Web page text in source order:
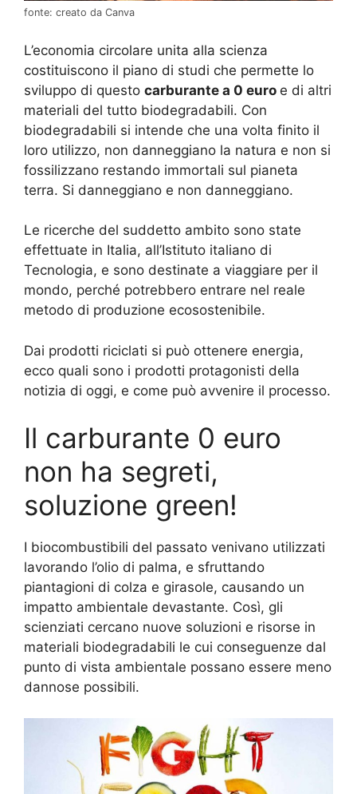
fonte: creato da Canva
L’economia circolare unita alla scienza
costituiscono il piano di studi che permette lo
sviluppo di questo carburante a 0 euro e di altri
materiali del tutto biodegradabili. Con
biodegradabili si intende che una volta finito il
loro utilizzo, non danneggiano la natura e non si
fossilizzano restando immortali sul pianeta
terra. Si danneggiano e non danneggiano.
Le ricerche del suddetto ambito sono state
effettuate in Italia, all’Istituto italiano di
Tecnologia, e sono destinate a viaggiare per il
mondo, perché potrebbero entrare nel reale
metodo di produzione ecosostenibile.
Dai prodotti riciclati si può ottenere energia,
ecco quali sono i prodotti protagonisti della
notizia di oggi, e come può avvenire il processo.
Il carburante 0 euro
non ha segreti,
soluzione green!
I biocombustibili del passato venivano utilizzati
lavorando l’olio di palma, e sfruttando
piantagioni di colza e girasole, causando un
impatto ambientale devastante. Così, gli
scienziati cercano nuove soluzioni e risorse in
materiali biodegradabili le cui conseguenze dal
punto di vista ambientale possano essere meno
dannose possibili.